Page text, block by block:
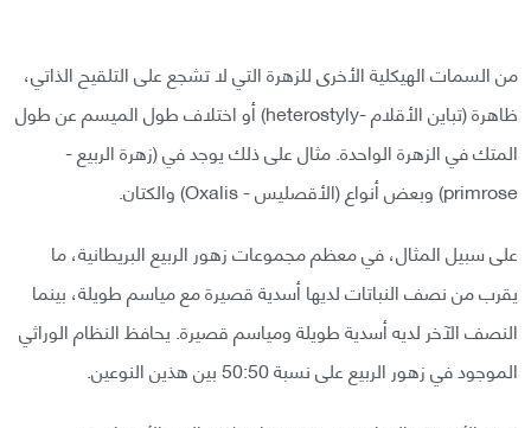
من السمات الهيكلية الأخرى للزهرة التي لا تشجع على التلقيح الذاتي،
ظاهرة (تباين الأقلام -heterostyly) أو اختلاف طول الميسم عن طول
المتك في الزهرة الواحدة. مثال على ذلك يوجد في (زهرة الربيع -
primrose) وبعض أنواع (الأقصليس - Oxalis) والكتان.
على سبيل المثال، في معظم مجموعات زهور الربيع البريطانية، ما
يقرب من نصف النباتات لديها أسدية قصيرة مع مياسم طويلة، بينما
النصف الآخر لديه أسدية طويلة ومياسم قصيرة. يحافظ النظام الوراثي
الموجود في زهور الربيع على نسبة 50:50 بين هذين النوعين.